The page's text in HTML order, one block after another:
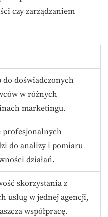
czy zarządzaniem
do doświadczonych
w różnych
marketingu.
profesjonalnych
do analizy i pomiaru
działań.
skorzystania z
usług w jednej agencji,
współpracę.